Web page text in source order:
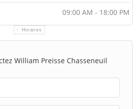
Horaires
09:00 AM - 18:00 PM
William Preisse Chasseneuil